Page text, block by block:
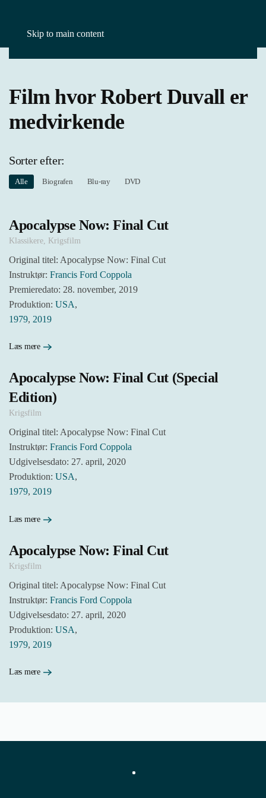
Skip to main content
Film hvor Robert Duvall er
medvirkende
Sorter efter:
Alle Biografen Blu-ray DVD
Apocalypse Now: Final Cut
Klassikere, Krigsfilm
Original titel: Apocalypse Now: Final Cut
Instruktør: Francis Ford Coppola
Premieredato: 28. november, 2019
Produktion: USA,
1979, 2019
Læs mere
Apocalypse Now: Final Cut (Special
Edition)
Krigsfilm
Original titel: Apocalypse Now: Final Cut
Instruktør: Francis Ford Coppola
Udgivelsesdato: 27. april, 2020
Produktion: USA,
1979, 2019
Læs mere
Apocalypse Now: Final Cut
Krigsfilm
Original titel: Apocalypse Now: Final Cut
Instruktør: Francis Ford Coppola
Udgivelsesdato: 27. april, 2020
Produktion: USA,
1979, 2019
Læs mere